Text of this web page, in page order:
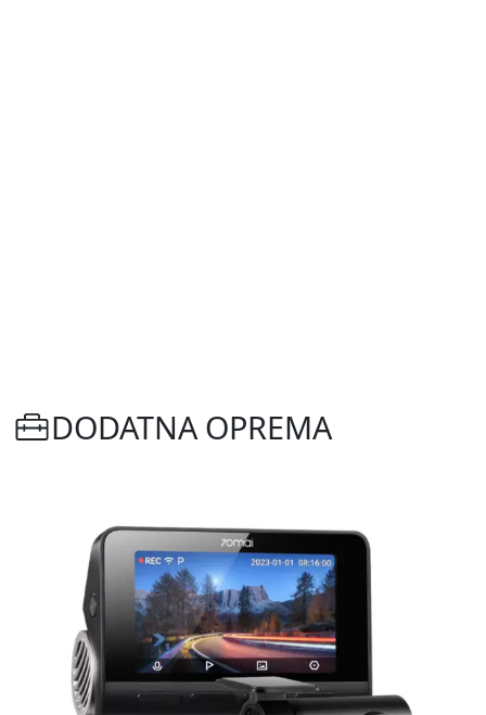
DODATNA OPREMA